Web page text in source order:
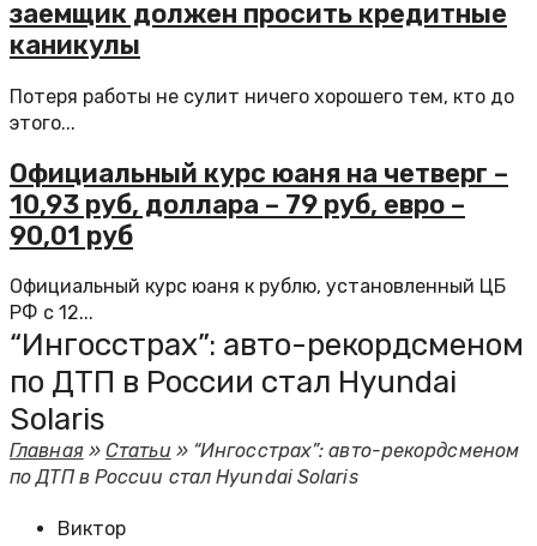
заемщик должен просить кредитные
каникулы
Потеря работы не сулит ничего хорошего тем, кто до
этого...
Официальный курс юаня на четверг –
10,93 руб, доллара – 79 руб, евро –
90,01 руб
Официальный курс юаня к рублю, установленный ЦБ
РФ с 12...
“Ингосстрах”: авто-рекордсменом
по ДТП в России стал Hyundai
Solaris
Главная»Статьи » “Ингосстрах”: авто-рекордсменом
по ДТП в России стал Hyundai Solaris
Виктор